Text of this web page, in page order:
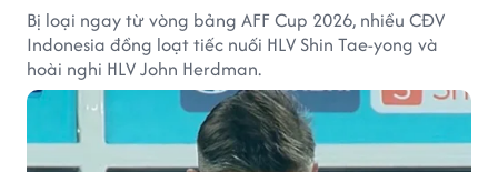
Bị loại ngay từ vòng bảng AFF Cup 2026, nhiều CĐV
Indonesia đồng loạt tiếc nuối HLV Shin Tae-yong và
hoài nghi HLV John Herdman.